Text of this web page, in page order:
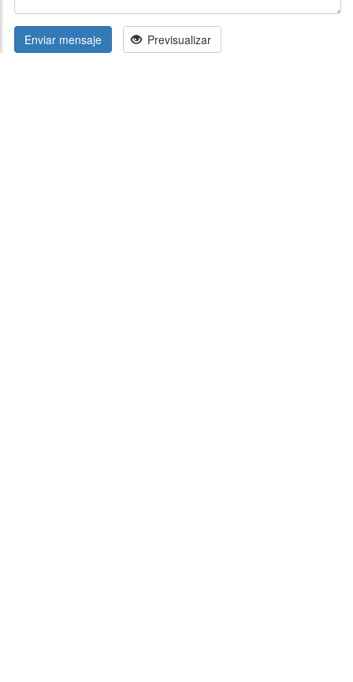
Enviar mensaje Previsualizar